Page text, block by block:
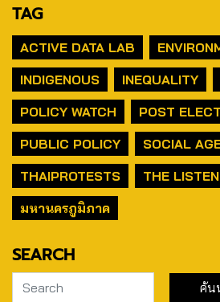
TAG
ACTIVE DATA LAB
INDIGENOUS
INEQUALITY
POLICY WATCH
POST
PUBLIC POLICY
SOCIAL
THAIPROTESTS
THE
มหานครภูมิภาค
SEARCH